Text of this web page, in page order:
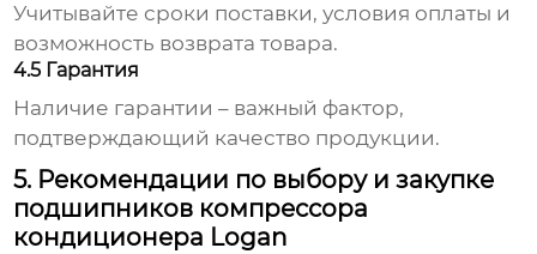
Учитывайте сроки поставки, условия оплаты и
возможность возврата товара.
4.5 Гарантия
Наличие гарантии – важный фактор,
подтверждающий качество продукции.
5. Рекомендации по выбору и закупке
подшипников компрессора
кондиционера Logan